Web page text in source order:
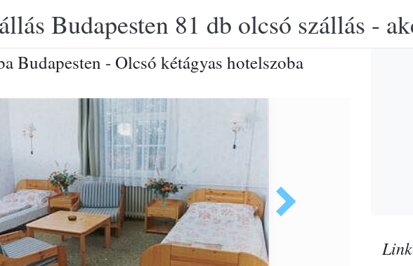
Budapesten 81 db olcsó szállás -
Budapesten - Olcsó kétágyas hotelszoba